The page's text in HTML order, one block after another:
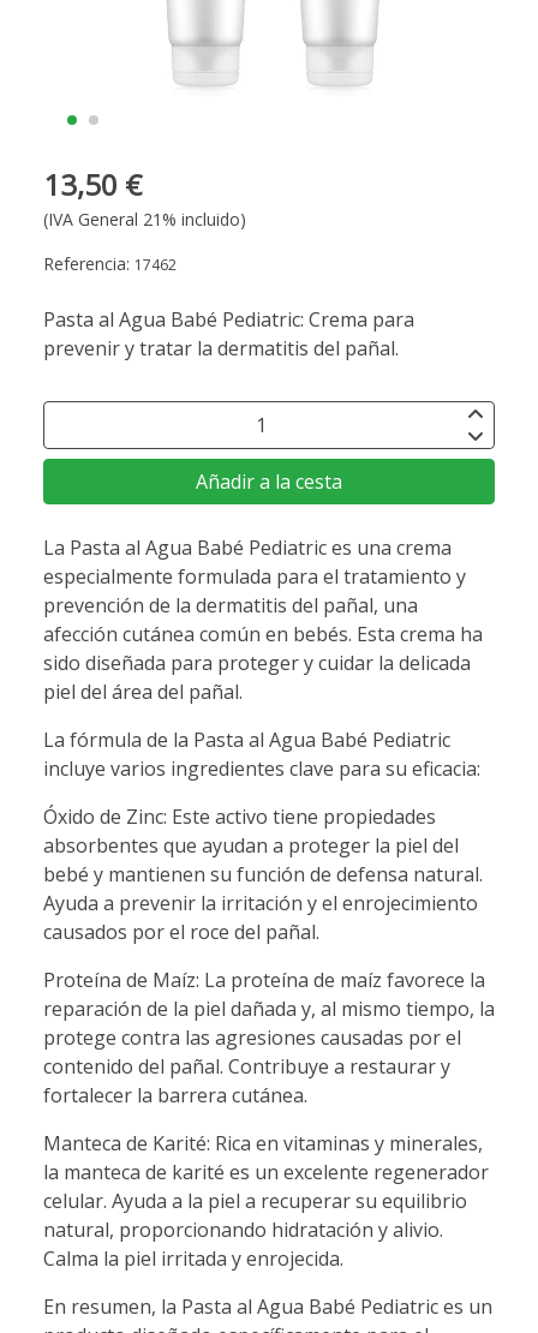
13,50 €
(IVA General 21% incluido)
Referencia: 17462
Pasta al Agua Babé Pediatric: Crema para
prevenir y tratar la dermatitis del pañal.
Añadir a la cesta
La Pasta al Agua Babé Pediatric es una crema
especialmente formulada para el tratamiento y
prevención de la dermatitis del pañal, una
afección cutánea común en bebés. Esta crema ha
sido diseñada para proteger y cuidar la delicada
piel del área del pañal.
La fórmula de la Pasta al Agua Babé Pediatric
incluye varios ingredientes clave para su eficacia:
Óxido de Zinc: Este activo tiene propiedades
absorbentes que ayudan a proteger la piel del
bebé y mantienen su función de defensa natural.
Ayuda a prevenir la irritación y el enrojecimiento
causados por el roce del pañal.
Proteína de Maíz: La proteína de maíz favorece la
reparación de la piel dañada y, al mismo tiempo, la
protege contra las agresiones causadas por el
contenido del pañal. Contribuye a restaurar y
fortalecer la barrera cutánea.
Manteca de Karité: Rica en vitaminas y minerales,
la manteca de karité es un excelente regenerador
celular. Ayuda a la piel a recuperar su equilibrio
natural, proporcionando hidratación y alivio.
Calma la piel irritada y enrojecida.
En resumen, la Pasta al Agua Babé Pediatric es un